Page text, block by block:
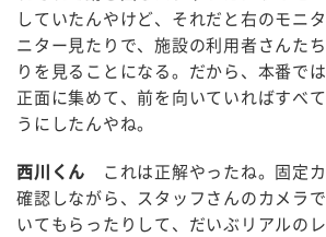
していたんやけど、それだと右のモニ
ニター見たりで、施設の利用者さんた
りを見ることになる。だから、本番で
正面に集めて、前を向いていればすべ
うにしたんやね。
西川くん これは正解やったね。固定
確認しながら、スタッフさんのカメラ
いてもらったりして、だいぶリアルの